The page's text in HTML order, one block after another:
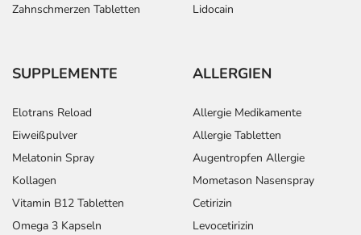
Zahnschmerzen Tabletten
Lidocain
SUPPLEMENTE
Elotrans Reload
Eiweißpulver
Melatonin Spray
Kollagen
Vitamin B12 Tabletten
Omega 3 Kapseln
ALLERGIEN
Allergie Medikamente
Allergie Tabletten
Augentropfen Allergie
Mometason Nasenspray
Cetirizin
Levocetirizin